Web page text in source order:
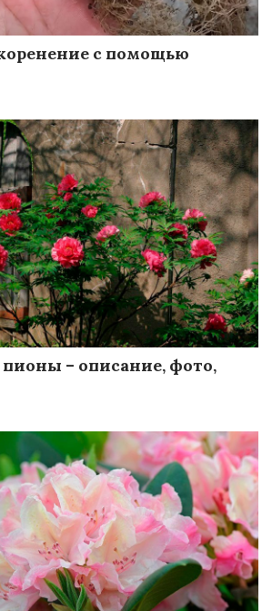
с помощью
– описание, фото,